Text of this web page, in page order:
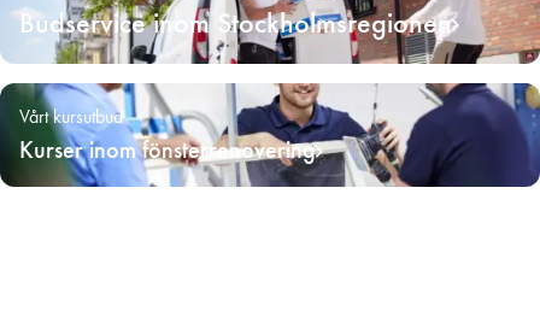
Budservice inom Stockholmsregionen
Vårt kursutbud
Kurser inom fönsterrenovering